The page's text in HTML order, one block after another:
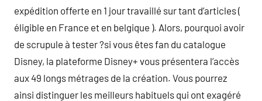
expédition offerte en 1 jour travaillé sur tant d’articles (
éligible en France et en belgique ). Alors, pourquoi avoir
de scrupule à tester ?si vous êtes fan du catalogue
Disney, la plateforme Disney+ vous présentera l’accès
aux 49 longs métrages de la création. Vous pourrez
ainsi distinguer les meilleurs habituels qui ont exagéré